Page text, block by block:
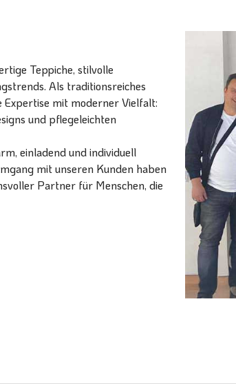
Teppiche, stilvolle
Als traditionsreiches
mit moderner Vielfalt:
und pflegeleichten
einladend und individuell
mit unseren Kunden haben
Partner für Menschen, die